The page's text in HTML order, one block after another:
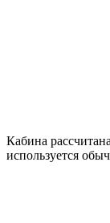
Кабина
используется